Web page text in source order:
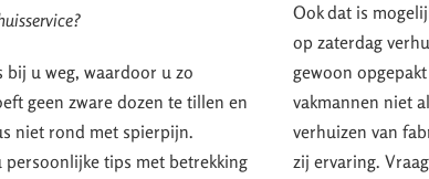
bij u weg, waardoor u zo
geen zware dozen te tillen en
niet rond met spierpijn.
persoonlijke tips met betrekking
Ook dat is
op zaterdag
gewoon
vakmannen niet
verhuizen van
zij ervaring.